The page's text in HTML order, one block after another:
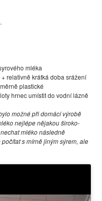
.
mléka
relativně krátká doba srážení
plastické
hrnec umístit do vodní lázně
možné při domácí výrobě
nejlépe nějakou široko-
mléko následně
s mírně jiným sýrem, ale